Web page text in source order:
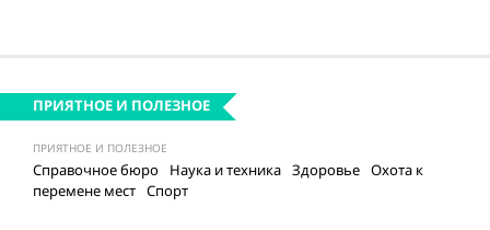
ПРИЯТНОЕ И ПОЛЕЗНОЕ
ПРИЯТНОЕ И ПОЛЕЗНОЕ
Справочное бюро Наука и техника Здоровье Охота к
перемене мест Спорт